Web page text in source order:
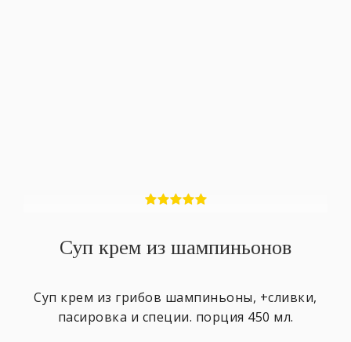
Суп крем из шампиньонов
Суп крем из грибов шампиньоны, +сливки,
пасировка и специи. порция 450 мл.